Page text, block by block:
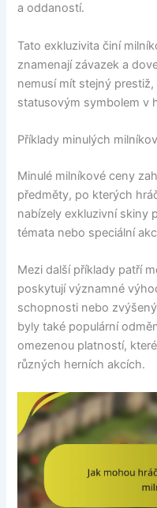
a oddaností.
Tato exkluzivita činí
znamenají závazek a
nemusí mít stejný
statusovým symbolem v
Příklady minulých
Minulé milníkové ceny
předměty, po kterých
nabízely exkluzivní skiny
témata nebo speciální
Mezi další příklady patří
poskytují významné
schopnosti nebo
byly také populární
omezenou platností,
různých herních akcích.